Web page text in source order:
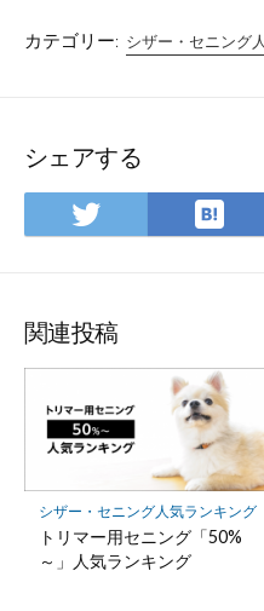
カテゴリー: シザー・セニング
シェアする
Twitter
で
ア
は
て
マ
ー
ク
に
保
存
関連投稿
シザー・セニング人気ランキング
トリマー用セニング「50%
～」人気ランキング